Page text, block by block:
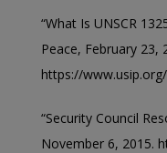
“What Is UNSCR
Peace, February 23,
https://
“Security Council
November 6, 2015.